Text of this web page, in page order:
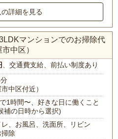
の詳細を見る
マンションでのお掃除代
中区）
、交通費支給、前払い制度あり
中区付近）
1時間〜、好きな日に働くこと
補の日時から選択)
、お風呂、洗面所、リビン
除